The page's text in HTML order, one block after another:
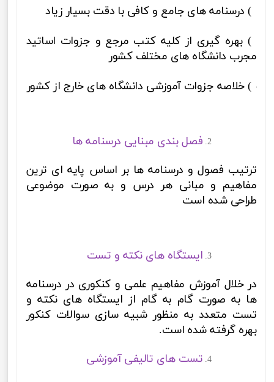
1) درسنامه های جامع و کافی با دقت بسیار زیاد
2) بهره گیری از کلیه کتب مرجع و جزوات اساتید
مجرب دانشگاه های مختلف کشور
3) خلاصه جزوات آموزشی دانشگاه های خارج از کشور
فصل بندی مبنایی درسنامه ها
ترتیب فصول و درسنامه ها بر اساس پایه ای ترین
مفاهیم و مبانی هر درس و به صورت موضوعی
طراحی شده است
ایستگاه های نکته و تست
در خلال آموزش مفاهیم علمی و کنکوری در درسنامه
ها به صورت گام به گام از ایستگاه های نکته و
تست متعدد به منظور شبیه سازی سوالات کنکور
بهره گرفته شده است.
تست های تالیفی آموزشی